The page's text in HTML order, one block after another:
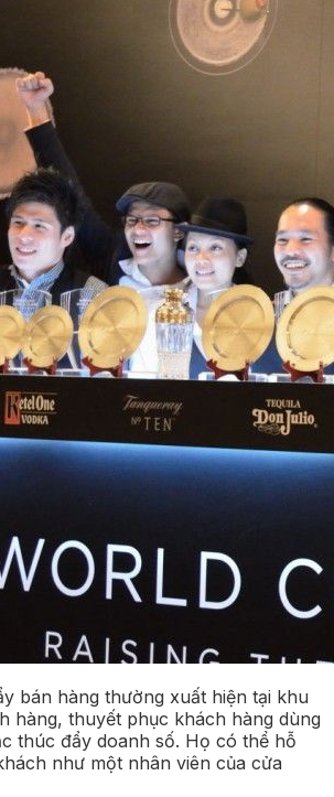
bán hàng thường xuất hiện tại khu
hàng, thuyết phục khách hàng dùng
thúc đẩy doanh số. Họ có thể hỗ
như một nhân viên của cửa